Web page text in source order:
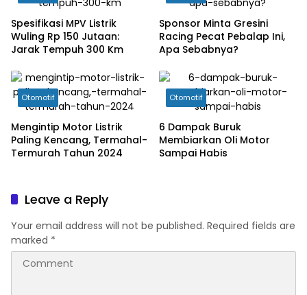
Spesifikasi MPV Listrik
Wuling Rp 150 Jutaan:
Jarak Tempuh 300 Km
Sponsor Minta Gresini
Racing Pecat Pebalap Ini,
Apa Sebabnya?
Otomotif
Mengintip Motor Listrik
Paling Kencang, Termahal-
Termurah Tahun 2024
Otomotif
6 Dampak Buruk
Membiarkan Oli Motor
Sampai Habis
Leave a Reply
Your email address will not be published. Required fields are
marked *